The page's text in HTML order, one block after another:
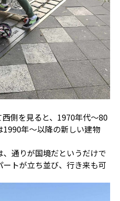
側を見ると、1970年代〜80
年〜以降の新しい建物
通りが国境だというだけで
トが立ち並び、行き来も可